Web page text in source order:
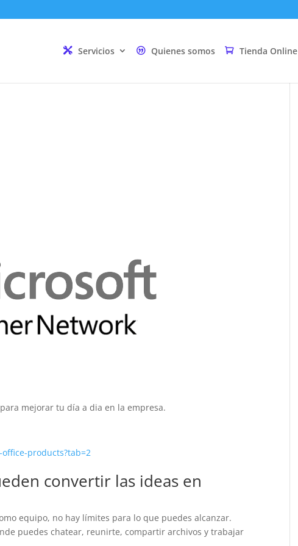
Servicios Quienes somos Tienda Online
mejorar tu día a dia en la empresa.
products?tab=2
convertir las ideas en
equipo, no hay límites para lo que puedes alcanzar.
puedes chatear, reunirte, compartir archivos y trabajar